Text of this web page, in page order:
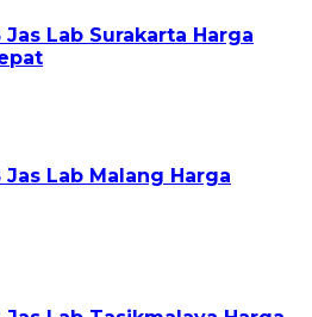
Jas Lab Surakarta Harga
Jas Lab Malang Harga